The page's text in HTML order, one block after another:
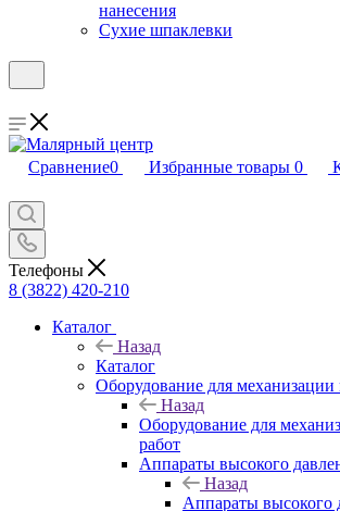
нанесения
Сухие шпаклевки
Сравнение0 Избранные товары 0
Телефоны
8 (3822) 420-210
Каталог
Назад
Каталог
Оборудование для
Назад
Оборудование для
работ
Аппараты высокого
Назад
Аппараты высокого